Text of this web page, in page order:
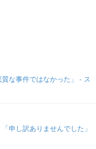
な事件ではなかった」 - ス
申し訳ありませんでした」